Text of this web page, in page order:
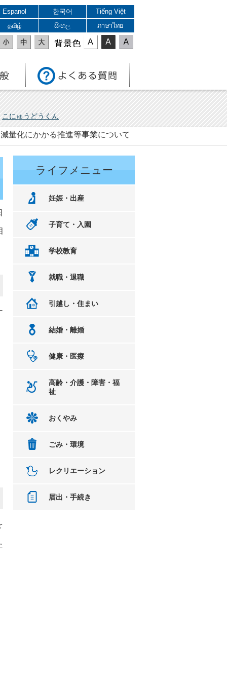
Espanol 한국어
Tiếng Việt
தமிழ்
සිංහල ภาษาไทย
表示色
こにゅうどうくん
量化にかかる推進等事業について
ライフメニュー
妊娠・出産
子育て・入園
学校教育
就職・退職
引越し・住まい
結婚・離婚
健康・医療
高齢・介護・障害・福
祉
おくやみ
ごみ・環境
レクリエーション
届出・手続き